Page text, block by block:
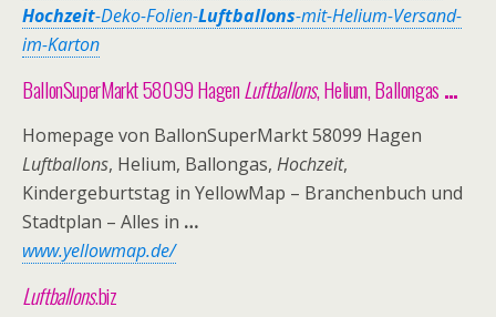
Hochzeit-Deko-Folien-Luftballons-mit-Helium-Versand-
im-Karton
BallonSuperMarkt58099 HagenLuftballons, Helium, Ballongas …
Homepage von BallonSuperMarkt 58099 Hagen
Luftballons, Helium, Ballongas, Hochzeit,
Kindergeburtstag in YellowMap – Branchenbuch und
Stadtplan – Alles in …
www.yellowmap.de/
Luftballons.biz